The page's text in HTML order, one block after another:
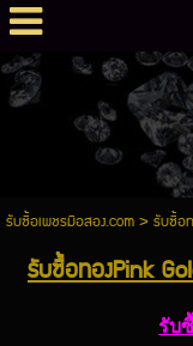
รับซื้อเพชรมือสอง.com> รับซื้อ
รับซื้อทองPink
รับ